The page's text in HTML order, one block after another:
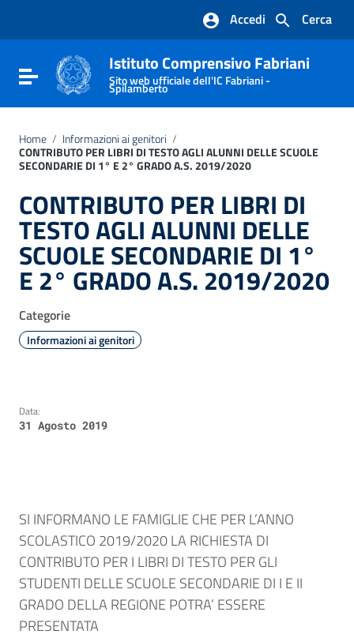
Vai al footer
Cerca
Accedi
Attiva / disattiva la navigazione
Istituto Comprensivo Fabriani
Sito web ufficiale dell'IC Fabriani -
Spilamberto
Home / Informazioni ai genitori /
CONTRIBUTO PER LIBRI DI TESTO AGLI ALUNNI DELLE SCUOLE
SECONDARIE DI 1° E 2° GRADO A.S. 2019/2020
CONTRIBUTO PER LIBRI DI
TESTO AGLI ALUNNI DELLE
SCUOLE SECONDARIE DI 1°
E 2° GRADO A.S. 2019/2020
Categorie
Informazioni ai genitori
Data:
31 Agosto 2019
SI INFORMANO LE FAMIGLIE CHE PER L’ANNO
SCOLASTICO 2019/2020 LA RICHIESTA DI
CONTRIBUTO PER I LIBRI DI TESTO PER GLI
STUDENTI DELLE SCUOLE SECONDARIE DI I E II
GRADO DELLA REGIONE POTRA’ ESSERE
PRESENTATA